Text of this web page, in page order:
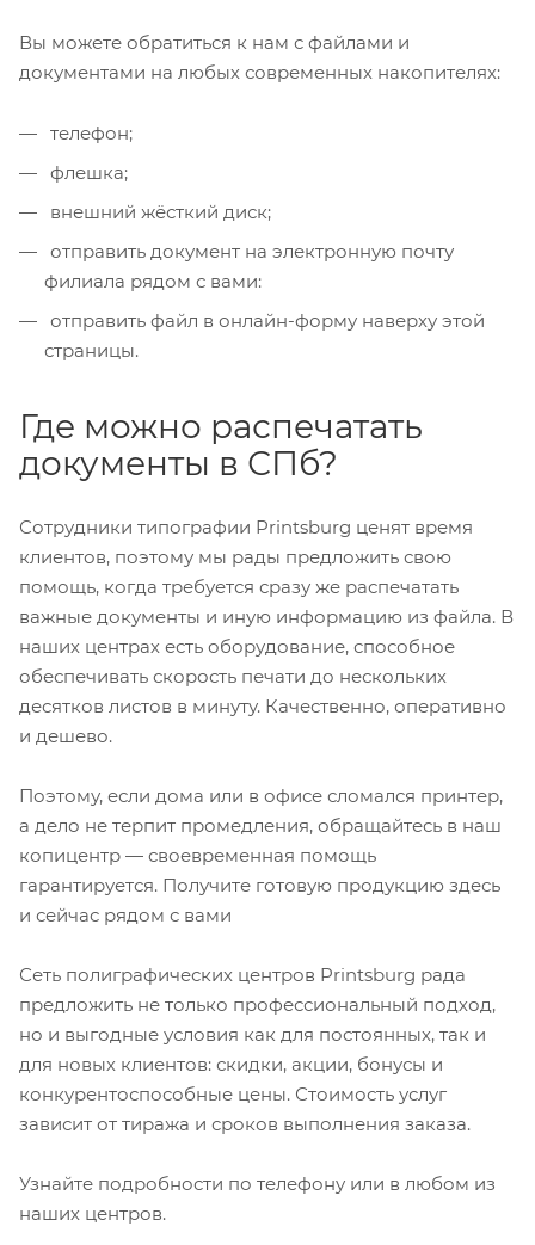
Вы можете обратиться к нам с файлами и
документами на любых современных накопителях:
телефон;
флешка;
внешний жёсткий диск;
отправить документ на электронную почту
филиала рядом с вами:
отправить файл в онлайн-форму наверху этой
страницы.
Где можно распечатать
документы в СПб?
Сотрудники типографии Printsburg ценят время
клиентов, поэтому мы рады предложить свою
помощь, когда требуется сразу же распечатать
важные документы и иную информацию из файла. В
наших центрах есть оборудование, способное
обеспечивать скорость печати до нескольких
десятков листов в минуту. Качественно, оперативно
и дешево.
Поэтому, если дома или в офисе сломался принтер,
а дело не терпит промедления, обращайтесь в наш
копицентр — своевременная помощь
гарантируется. Получите готовую продукцию здесь
и сейчас рядом с вами
Сеть полиграфических центров Printsburg рада
предложить не только профессиональный подход,
но и выгодные условия как для постоянных, так и
для новых клиентов: скидки, акции, бонусы и
конкурентоспособные цены. Стоимость услуг
зависит от тиража и сроков выполнения заказа.
Узнайте подробности по телефону или в любом из
наших центров.